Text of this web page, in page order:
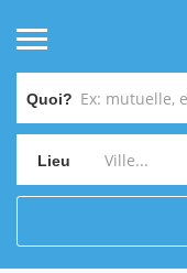
Quoi?
Lieu